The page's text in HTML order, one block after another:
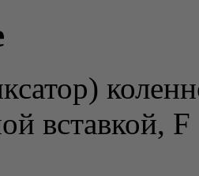
вставкой,